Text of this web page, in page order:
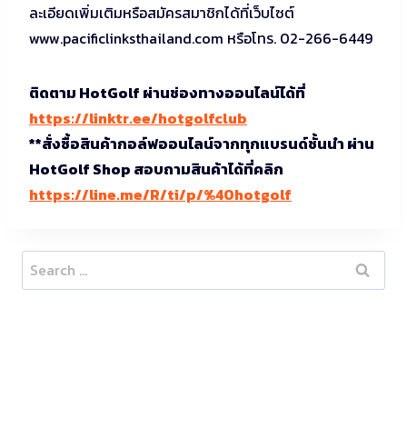
ละเอียดเพิ่มเติมหรือสมัครสมาชิกได้ที่เว็บไซต์
www.pacificlinksthailand.com หรือโทร. 02-266-6449
ติดตาม HotGolf ผ่านช่องทางออนไลน์ได้ที่
https://linktr.ee/hotgolfclub
**สั่งซื้อสินค้ากอล์ฟออนไลน์จากทุกแบรนด์ชั้นนำ ผ่าน
HotGolf Shop สอบถามสินค้าได้ที่คลิก
https://line.me/R/ti/p/%40hotgolf
Search
for: